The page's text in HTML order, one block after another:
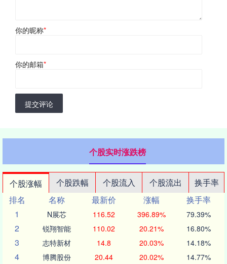
你的昵称*
你的邮箱*
提交评论
个股实时涨跌榜
个股涨幅 个股跌幅 个股流入 个股流出
换手率
排名
名称 最新价 涨幅
换手率
1
N展芯 116.52 396.89% 79.39%
2 锐翔智能 110.02 20.21% 16.80%
3 志特新材 14.8 20.03% 14.18%
4 博腾股份 20.44 20.02% 14.77%